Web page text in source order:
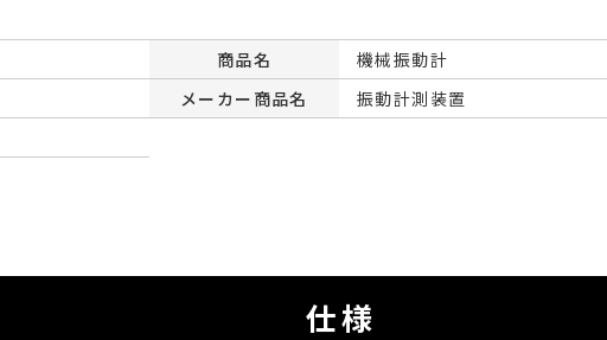
商品名
機械振動計
メーカー商品名
振動計測装置
仕様